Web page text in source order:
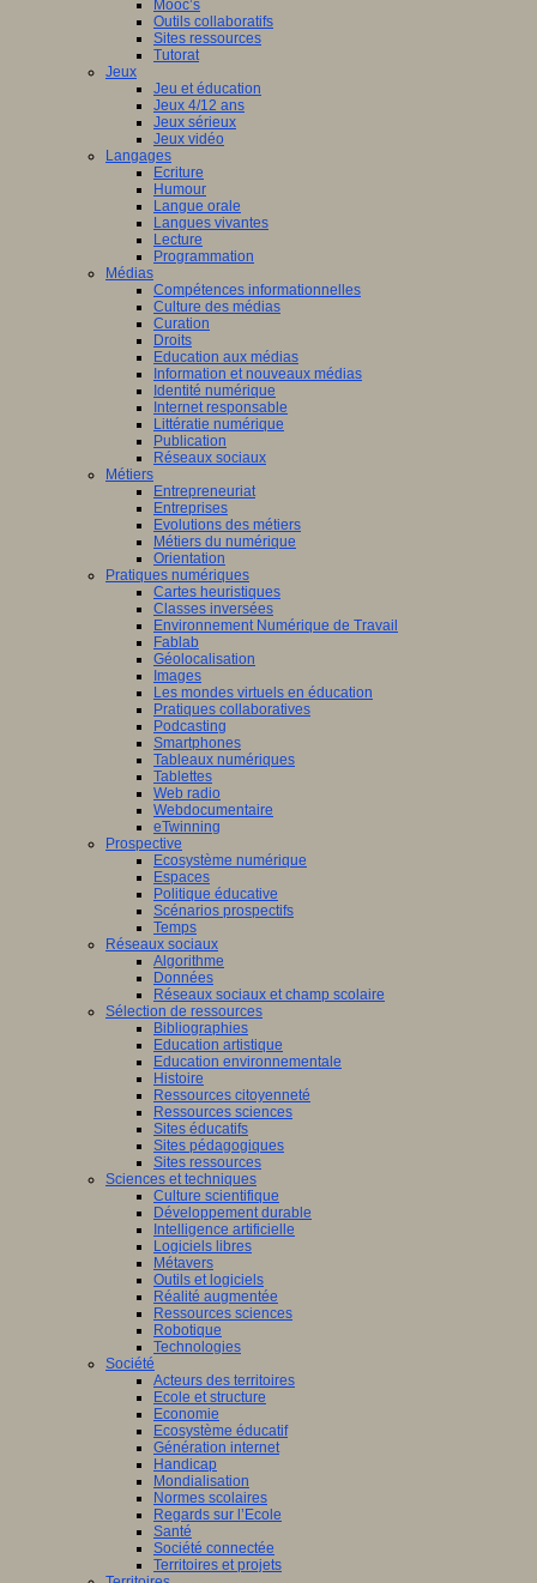
Mooc’s
Outils collaboratifs
Sites ressources
Tutorat
Jeux
Jeu et éducation
Jeux 4/12 ans
Jeux sérieux
Jeux vidéo
Langages
Ecriture
Humour
Langue orale
Langues vivantes
Lecture
Programmation
Médias
Compétences informationnelles
Culture des médias
Curation
Droits
Education aux médias
Information et nouveaux médias
Identité numérique
Internet responsable
Littératie numérique
Publication
Réseaux sociaux
Métiers
Entrepreneuriat
Entreprises
Evolutions des métiers
Métiers du numérique
Orientation
Pratiques numériques
Cartes heuristiques
Classes inversées
Environnement Numérique de Travail
Fablab
Géolocalisation
Images
Les mondes virtuels en éducation
Pratiques collaboratives
Podcasting
Smartphones
Tableaux numériques
Tablettes
Web radio
Webdocumentaire
eTwinning
Prospective
Ecosystème numérique
Espaces
Politique éducative
Scénarios prospectifs
Temps
Réseaux sociaux
Algorithme
Données
Réseaux sociaux et champ scolaire
Sélection de ressources
Bibliographies
Education artistique
Education environnementale
Histoire
Ressources citoyenneté
Ressources sciences
Sites éducatifs
Sites pédagogiques
Sites ressources
Sciences et techniques
Culture scientifique
Développement durable
Intelligence artificielle
Logiciels libres
Métavers
Outils et logiciels
Réalité augmentée
Ressources sciences
Robotique
Technologies
Société
Acteurs des territoires
Ecole et structure
Economie
Ecosystème éducatif
Génération internet
Handicap
Mondialisation
Normes scolaires
Regards sur l’Ecole
Santé
Société connectée
Territoires et projets